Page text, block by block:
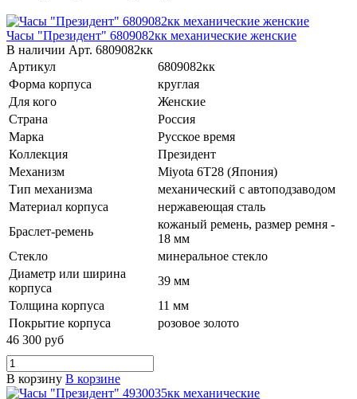
Часы "Президент" 6809082кк механические женские
В наличии Арт. 6809082кк
Артикул
6809082кк
Форма корпуса
круглая
Для кого
Женские
Страна
Россия
Марка
Русское время
Коллекция
Президент
Механизм
Miyota 6T28 (Япония)
Тип механизма
механический с автоподзаводом
Материал корпуса
нержавеющая сталь
Браслет-ремень
кожаный ремень, размер ремня -
18 мм
Стекло
минеральное стекло
Диаметр или ширина
корпуса
39 мм
Толщина корпуса
11 мм
Покрытие корпуса
розовое золото
46 300 руб
В корзину В корзине